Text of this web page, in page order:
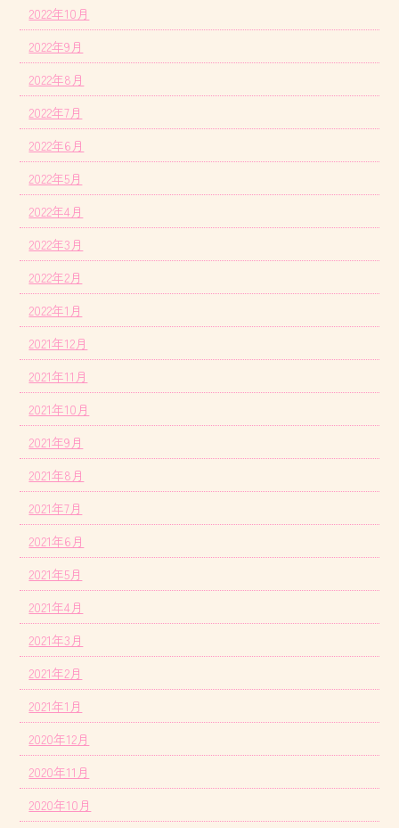
2022年10月
2022年9月
2022年8月
2022年7月
2022年6月
2022年5月
2022年4月
2022年3月
2022年2月
2022年1月
2021年12月
2021年11月
2021年10月
2021年9月
2021年8月
2021年7月
2021年6月
2021年5月
2021年4月
2021年3月
2021年2月
2021年1月
2020年12月
2020年11月
2020年10月